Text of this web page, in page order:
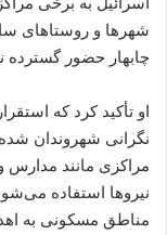
شهرها و روستاهای
چابهار حضور
او تأکید کرد که
نگرانی شهروندان
مراکزی مانند مدارس
نیروها استفاده
مناطق مسکونی به